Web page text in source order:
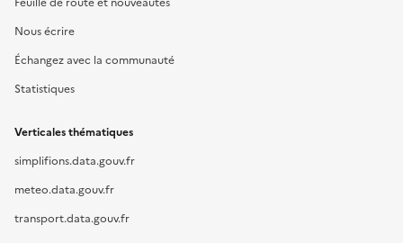
Nous écrire
Échangez avec la communauté
Statistiques
Verticales thématiques
simplifions.data.gouv.fr
meteo.data.gouv.fr
transport.data.gouv.fr